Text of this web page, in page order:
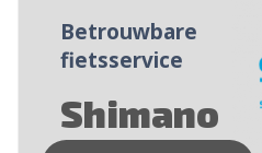
Betrouwbare
fietsservice
Shimano